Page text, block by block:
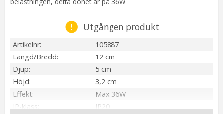
Utgången produkt
Artikelnr
105887
Längd/Bredd
12 cm
Djup
5 cm
Höjd
3,2 cm
Effekt
Max 36W
IP-klass
IP20